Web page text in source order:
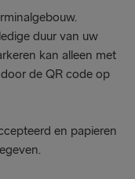
duur van uw
kan alleen met
de QR code op
en papieren